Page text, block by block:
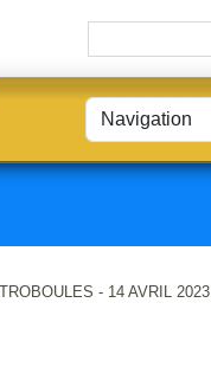
- 14 AVRIL 2023